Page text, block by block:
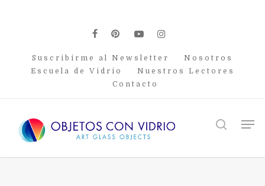
facebook
pinterest
youtubeinstagram
Suscribirme al Newsletter
Nosotros
Escuela de Vidrio
Nuestros Lectores
Contacto
search